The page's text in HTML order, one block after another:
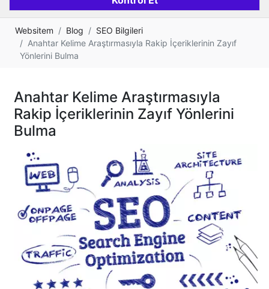
Websitem Blog
SEO Bilgileri
Anahtar Kelime Araştırmasıyla Rakip İçeriklerinin Zayıf
Yönlerini Bulma
Anahtar Kelime Araştırmasıyla
Rakip İçeriklerinin Zayıf Yönlerini
Bulma